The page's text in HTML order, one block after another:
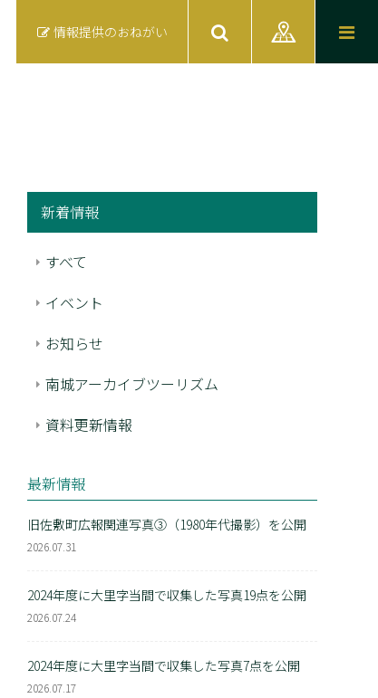
情報提供のおねがい
新着情報
すべて
イベント
お知らせ
南城アーカイブツーリズム
資料更新情報
最新情報
旧佐敷町広報関連写真③（1980年代撮影）を公開
2026.07.31
2024年度に大里字当間で収集した写真19点を公開
2026.07.24
2024年度に大里字当間で収集した写真7点を公開
2026.07.17